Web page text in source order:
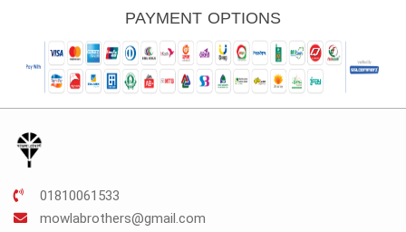
PAYMENT OPTIONS
01810061533
mowlabrothers@gmail.com